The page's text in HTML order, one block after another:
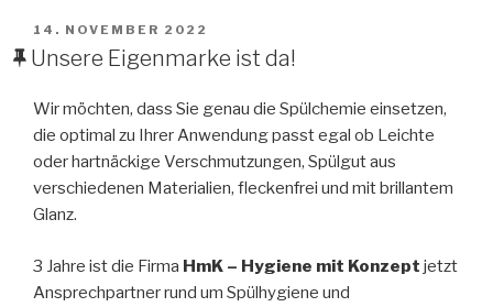
VERÖFFENTLICHT
AM
14. NOVEMBER 2022
Unsere Eigenmarke ist da!
Wir möchten, dass Sie genau die Spülchemie einsetzen,
die optimal zu Ihrer Anwendung passt egal ob Leichte
oder hartnäckige Verschmutzungen, Spülgut aus
verschiedenen Materialien, fleckenfrei und mit brillantem
Glanz.
3 Jahre ist die Firma HmK – Hygiene mit Konzept jetzt
Ansprechpartner rund um Spülhygiene und